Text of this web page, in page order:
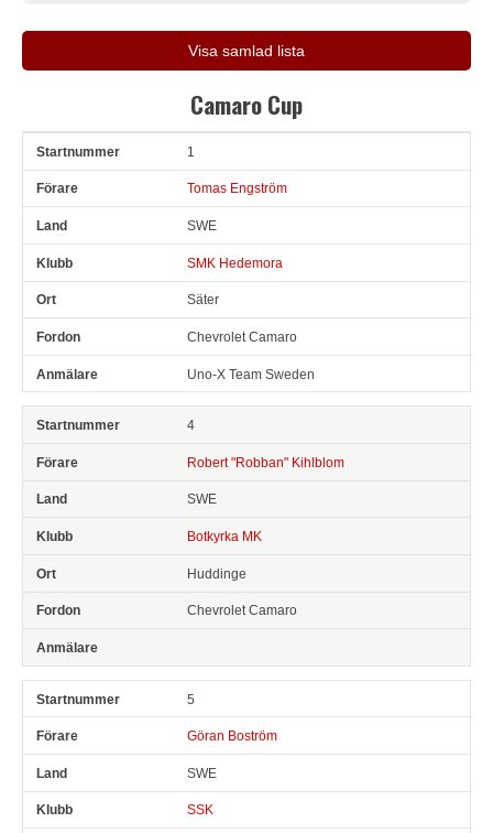
Visa samlad lista
Camaro Cup
Snr Förare 1
Tomas Engström
SWE
SMK Hedemora
Säter
Chevrolet Camaro
Uno-X Team Sweden
4
Robert "Robban" Kihlblom
SWE
Botkyrka MK
Huddinge
Chevrolet Camaro
5
Göran Boström
SWE
SSK